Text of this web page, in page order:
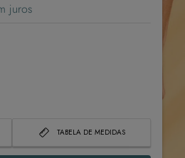
juros
TABELA DE MEDIDAS